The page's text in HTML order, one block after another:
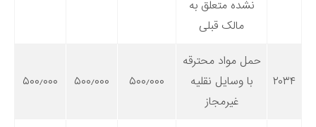
نشده متعلق به
مالک قبلی
۲۰۳۴
حمل مواد محترقه
با وسایل نقلیه
غیرمجاز
۵۰۰٫۰۰۰ ۵۰۰٫۰۰۰ ۵۰۰٫۰۰۰